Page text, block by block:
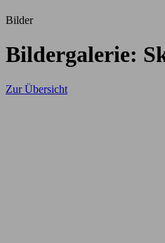
Bilder
Bildergalerie:
Zur Übersicht